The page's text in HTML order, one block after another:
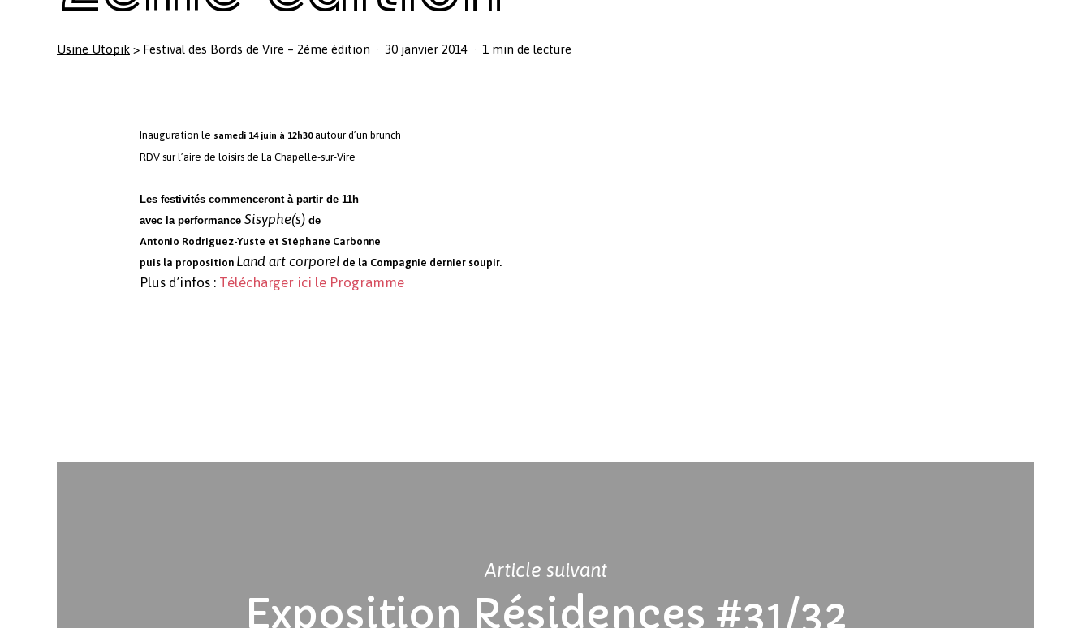
Revenir à l'Artotek
Usine Utopik > Festival des Bords de Vire – 2ème édition 30 janvier 2014 1 min de lecture
Inauguration le samedi 14 juin à 12h30autour d’un brunch
RDV sur l’aire de loisirs de La Chapelle-sur-Vire
Les festivités commenceront à partir de 11h
avec la performance Sisyphe(s) de
Antonio Rodriguez-Yuste et Stéphane Carbonne
puis la proposition Land art corporel de la Compagnie dernier soupir.
Plus d’infos : Télécharger ici le Programme
Article suivant
Exposition Résidences #31/32